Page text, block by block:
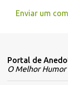
e
n
Enviar um
Portal de
O Melhor